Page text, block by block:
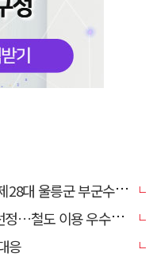
울릉군 부군수 취임
우수고객 감사 행사 마련
응